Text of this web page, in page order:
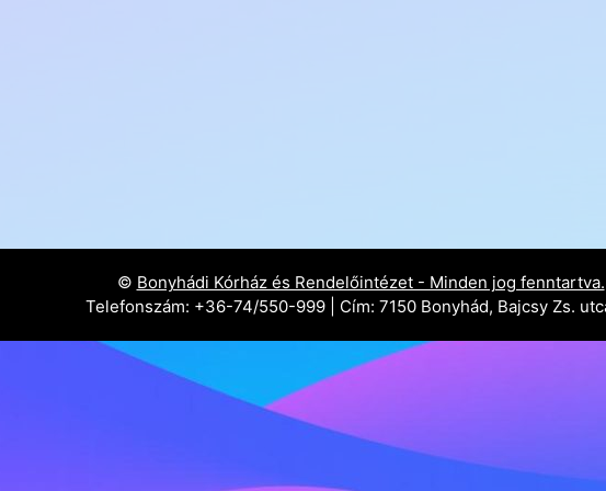
© Bonyhádi Kórház és Rendelőintézet - Minden jog fenntartva.
Telefonszám: +36-74/550-999 | Cím: 7150 Bonyhád, Bajcsy Zs.